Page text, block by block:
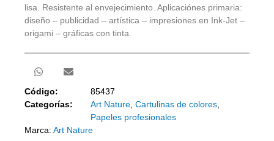
lisa. Resistente al envejecimiento. Aplicaciónes primaria:
diseño – publicidad – artística – impresiones en Ink-Jet –
origami – gráficas con tinta.
Código:
85437
Categorías:
Art Nature, Cartulinas de colores,
Papeles profesionales
Marca: Art Nature